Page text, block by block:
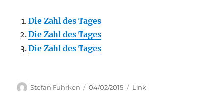
Die Zahl des Tages
Die Zahl des Tages
Die Zahl des Tages
Author
Stefan Fuhrken
Posted
04/02/2015 Categories
Link